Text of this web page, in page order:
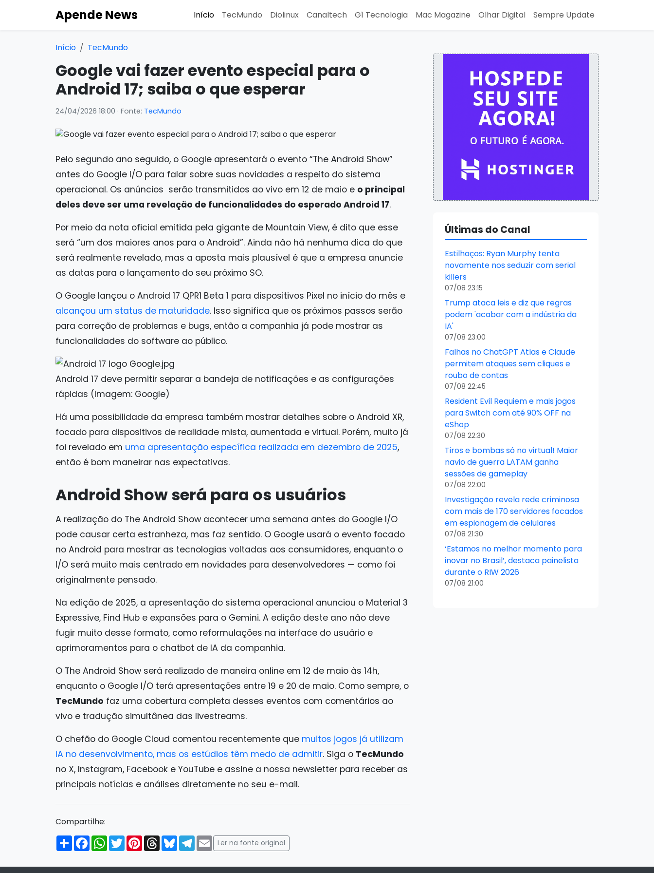
Apende News Início TecMundo Diolinux Canaltech G1 Tecnologia Mac Magazine Olhar Digital Sempre Update
Início TecMundo
Google vai fazer evento especial para o
Android 17; saiba o que esperar
24/04/2026 18:00 · Fonte: TecMundo
Pelo segundo ano seguido, o Google apresentará o evento “The Android Show”
antes do Google I/O para falar sobre suas novidades a respeito do sistema
operacional. Os anúncios serão transmitidos ao vivo em 12 de maio e o principal
deles deve ser uma revelação de funcionalidades do esperado Android 17.
Por meio da nota oficial emitida pela gigante de Mountain View, é dito que esse
será “um dos maiores anos para o Android”. Ainda não há nenhuma dica do que
será realmente revelado, mas a aposta mais plausível é que a empresa anuncie
as datas para o lançamento do seu próximo SO.
O Google lançou o Android 17 QPR1 Beta 1 para dispositivos Pixel no início do mês e
alcançou um status de maturidade. Isso significa que os próximos passos serão
para correção de problemas e bugs, então a companhia já pode mostrar as
funcionalidades do software ao público.
Android 17 deve permitir separar a bandeja de notificações e as configurações
rápidas (Imagem: Google)
Há uma possibilidade da empresa também mostrar detalhes sobre o Android XR,
focado para dispositivos de realidade mista, aumentada e virtual. Porém, muito já
foi revelado em uma apresentação específica realizada em dezembro de 2025,
então é bom maneirar nas expectativas.
Android Show será para os usuários
A realização do The Android Show acontecer uma semana antes do Google I/O
pode causar certa estranheza, mas faz sentido. O Google usará o evento focado
no Android para mostrar as tecnologias voltadas aos consumidores, enquanto o
I/O será muito mais centrado em novidades para desenvolvedores — como foi
originalmente pensado.
Na edição de 2025, a apresentação do sistema operacional anunciou o Material 3
Expressive, Find Hub e expansões para o Gemini. A edição deste ano não deve
fugir muito desse formato, como reformulações na interface do usuário e
aprimoramentos para o chatbot de IA da companhia.
O The Android Show será realizado de maneira online em 12 de maio às 14h,
enquanto o Google I/O terá apresentações entre 19 e 20 de maio. Como sempre, o
TecMundo faz uma cobertura completa desses eventos com comentários ao
vivo e tradução simultânea das livestreams.
O chefão do Google Cloud comentou recentemente que muitos jogos já utilizam
IA no desenvolvimento, mas os estúdios têm medo de admitir. Siga o TecMundo
no X, Instagram, Facebook e YouTube e assine a nossa newsletter para receber as
principais notícias e análises diretamente no seu e-mail.
Compartilhe:
Compartilhar
FacebookWhatsApp
TwitterPinterestThreadsBlueskyTelegram
Email
Ler na fonte original
Últimas do Canal
Estilhaços: Ryan Murphy tenta
novamente nos seduzir com serial
killers
07/08 23:15
Trump ataca leis e diz que regras
podem 'acabar com a indústria da
IA'
07/08 23:00
Falhas no ChatGPT Atlas e Claude
permitem ataques sem cliques e
roubo de contas
07/08 22:45
Resident Evil Requiem e mais jogos
para Switch com até 90% OFF na
eShop
07/08 22:30
Tiros e bombas só no virtual! Maior
navio de guerra LATAM ganha
sessões de gameplay
07/08 22:00
Investigação revela rede criminosa
com mais de 170 servidores focados
em espionagem de celulares
07/08 21:30
‘Estamos no melhor momento para
inovar no Brasil’, destaca painelista
durante o RIW 2026
07/08 21:00